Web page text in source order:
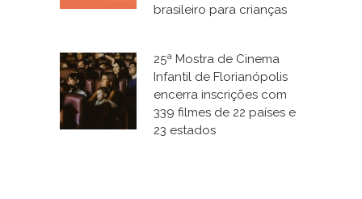
brasileiro para crianças
25ª Mostra de Cinema
Infantil de Florianópolis
encerra inscrições com
339 filmes de 22 países e
23 estados